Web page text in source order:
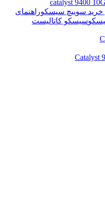
catalyst 9400
خرید سوییچ سیسکوراهنمای
سیسکو کاتالیست
Catalyst